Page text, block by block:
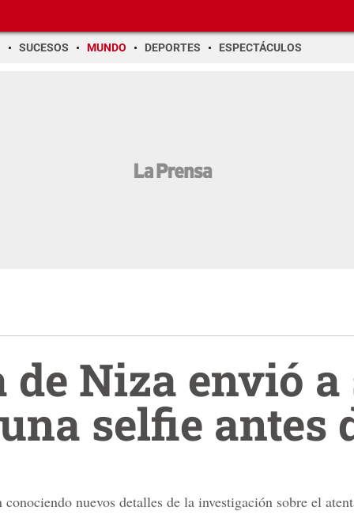
SUCESOS MUNDO DEPORTES ESPECTÁCULOS
Niza envió a
selfie antes
nuevos detalles de la investigación sobre el